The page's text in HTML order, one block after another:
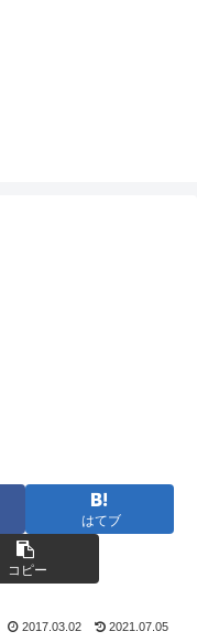
はてブ
コピー
2017.03.02 2021.07.05